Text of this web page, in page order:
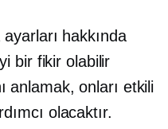
hakkında
bir fikir olabilir
anlamak, onları etkili
olacaktır.